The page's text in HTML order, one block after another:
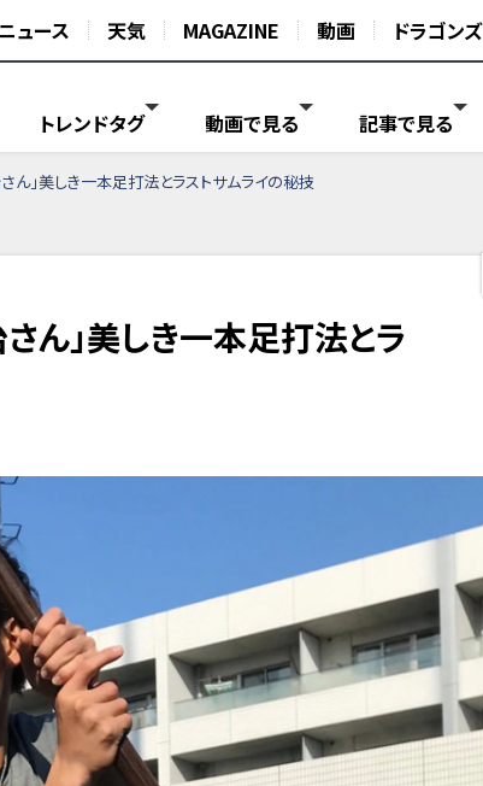
ニュース 天気 MAGAZINE 動画 ドラゴンズ
トレンドタグ 動画で見る 記事で見る
ん」美しき一本足打法とラストサムライの秘技
ん」美しき一本足打法とラ